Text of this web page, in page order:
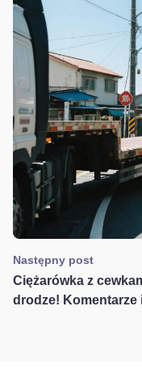
Następny post
Ciężarówka z
drodze!